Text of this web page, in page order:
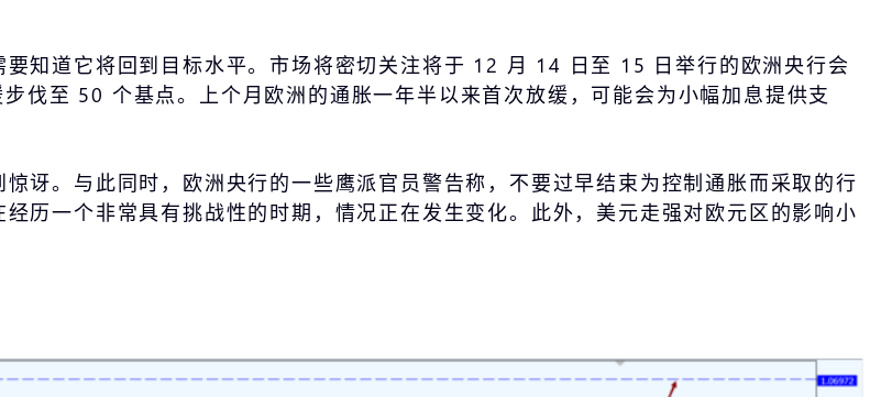
知道它将回到目标水平。市场将密切关注将于 12 月 14 日至 15 日举行的欧洲央行会
伐至 50 个基点。上个月欧洲的通胀一年半以来首次放缓，可能会为小幅加息提供支
讶。与此同时，欧洲央行的一些鹰派官员警告称，不要过早结束为控制通胀而采取的行
历一个非常具有挑战性的时期，情况正在发生变化。此外，美元走强对欧元区的影响小